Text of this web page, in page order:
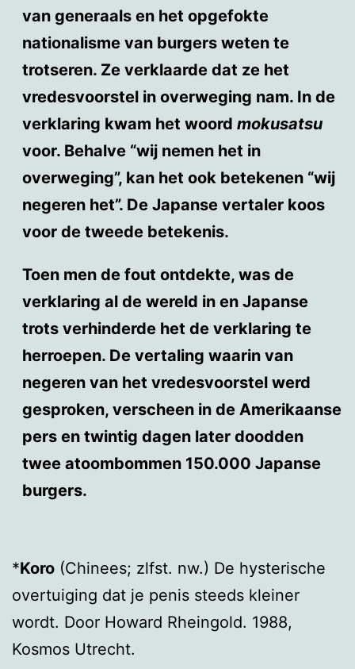
van generaals en het opgefokte
nationalisme van burgers weten te
trotseren. Ze verklaarde dat ze het
vredesvoorstel in overweging nam. In de
verklaring kwam het woord mokusatsu
voor. Behalve “wij nemen het in
overweging”, kan het ook betekenen “wij
negeren het”. De Japanse vertaler koos
voor de tweede betekenis.
Toen men de fout ontdekte, was de
verklaring al de wereld in en Japanse
trots verhinderde het de verklaring te
herroepen. De vertaling waarin van
negeren van het vredesvoorstel werd
gesproken, verscheen in de Amerikaanse
pers en twintig dagen later doodden
twee atoombommen 150.000 Japanse
burgers.
*Koro (Chinees; zlfst. nw.) De hysterische
overtuiging dat je penis steeds kleiner
wordt. Door Howard Rheingold. 1988,
Kosmos Utrecht.